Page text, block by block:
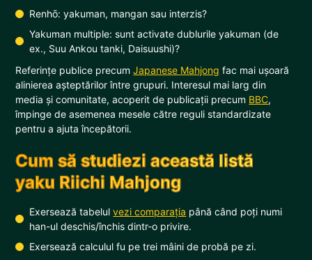
Renhō: yakuman, mangan sau interzis?
Yakuman multiple: sunt activate dublurile yakuman (de
ex., Suu Ankou tanki, Daisuushi)?
Referințe publice precumJapanese Mahjong fac mai ușoară
alinierea așteptărilor între grupuri. Interesul mai larg din
media și comunitate, acoperit de publicații precum BBC,
împinge de asemenea mesele către reguli standardizate
pentru a ajuta începătorii.
Cum să studiezi această listă
yaku Riichi Mahjong
Exersează tabelulvezi comparația până când poți numi
han-ul deschis/închis dintr-o privire.
Exersează calculul fu pe trei mâini de probă pe zi.